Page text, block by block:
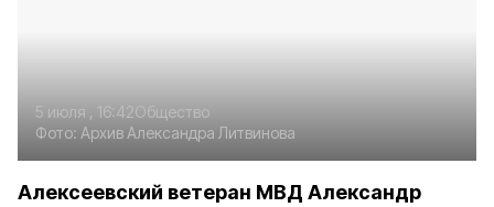
5 июля , 16:42Общество
Фото: Архив Александра Литвинова
Алексеевский ветеран МВД Александр